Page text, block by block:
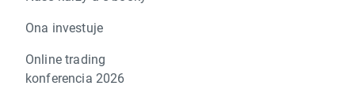
Ona investuje
Online trading
konferencia 2026